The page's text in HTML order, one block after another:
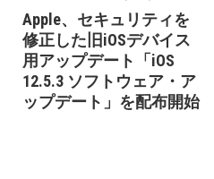
Apple、セキュリティを
修正した旧iOSデバイス
用アップデート「iOS
12.5.3 ソフトウェア・ア
ップデート」を配布開始